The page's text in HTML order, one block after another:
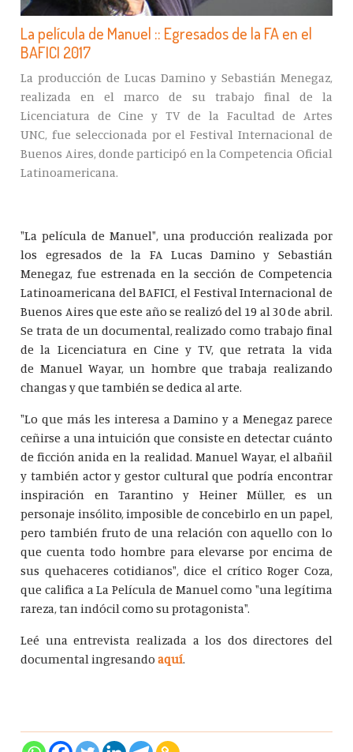
La película de Manuel :: Egresados de la FA en el
BAFICI 2017
La producción de Lucas Damino y Sebastián Menegaz,
realizada en el marco de su trabajo final de la
Licenciatura de Cine y TV de la Facultad de Artes
UNC, fue seleccionada por el Festival Internacional de
Buenos Aires, donde participó en la Competencia Oficial
Latinoamericana.
"La película de Manuel", una producción realizada por
los egresados de la FA Lucas Damino y Sebastián
Menegaz, fue estrenada en la sección de Competencia
Latinoamericana del BAFICI, el Festival Internacional de
Buenos Aires que este año se realizó del 19 al 30 de abril.
Se trata de un documental, realizado como trabajo final
de la Licenciatura en Cine y TV, que retrata la vida
de Manuel Wayar, un hombre que trabaja realizando
changas y que también se dedica al arte.
"Lo que más les interesa a Damino y a Menegaz parece
ceñirse a una intuición que consiste en detectar cuánto
de ficción anida en la realidad. Manuel Wayar, el albañil
y también actor y gestor cultural que podría encontrar
inspiración en Tarantino y Heiner Müller, es un
personaje insólito, imposible de concebirlo en un papel,
pero también fruto de una relación con aquello con lo
que cuenta todo hombre para elevarse por encima de
sus quehaceres cotidianos", dice el crítico Roger Coza,
que califica a La Película de Manuel como "una legítima
rareza, tan indócil como su protagonista".
Leé una entrevista realizada a los dos directores del
documental ingresandoaquí.